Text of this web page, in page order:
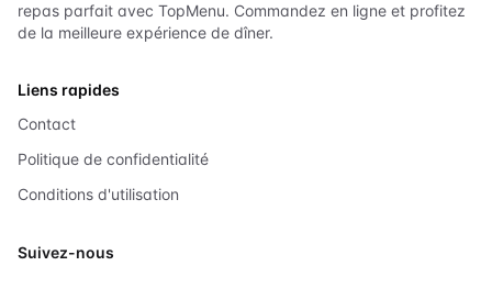
repas parfait avec TopMenu. Commandez en ligne et profitez
de la meilleure expérience de dîner.
Liens rapides
Contact
Politique de confidentialité
Conditions d'utilisation
Suivez-nous